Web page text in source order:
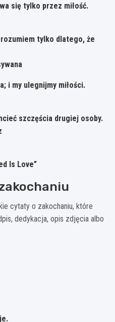
się tylko przez miłość.
tylko dlatego, że
i my ulegnijmy miłości.
szczęścia drugiej osoby.
Is Love”
cytaty o zakochaniu, które
dedykacja, opis zdjęcia albo